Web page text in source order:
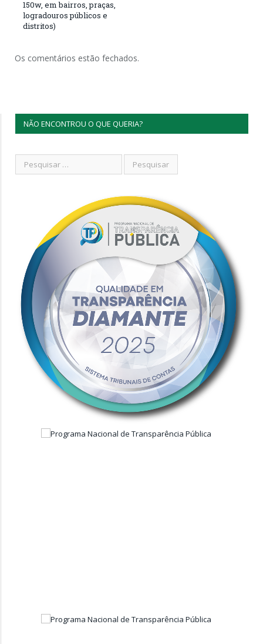
150w, em bairros, praças,
logradouros públicos e
distritos)
Os comentários estão fechados.
NÃO ENCONTROU O QUE QUERIA?